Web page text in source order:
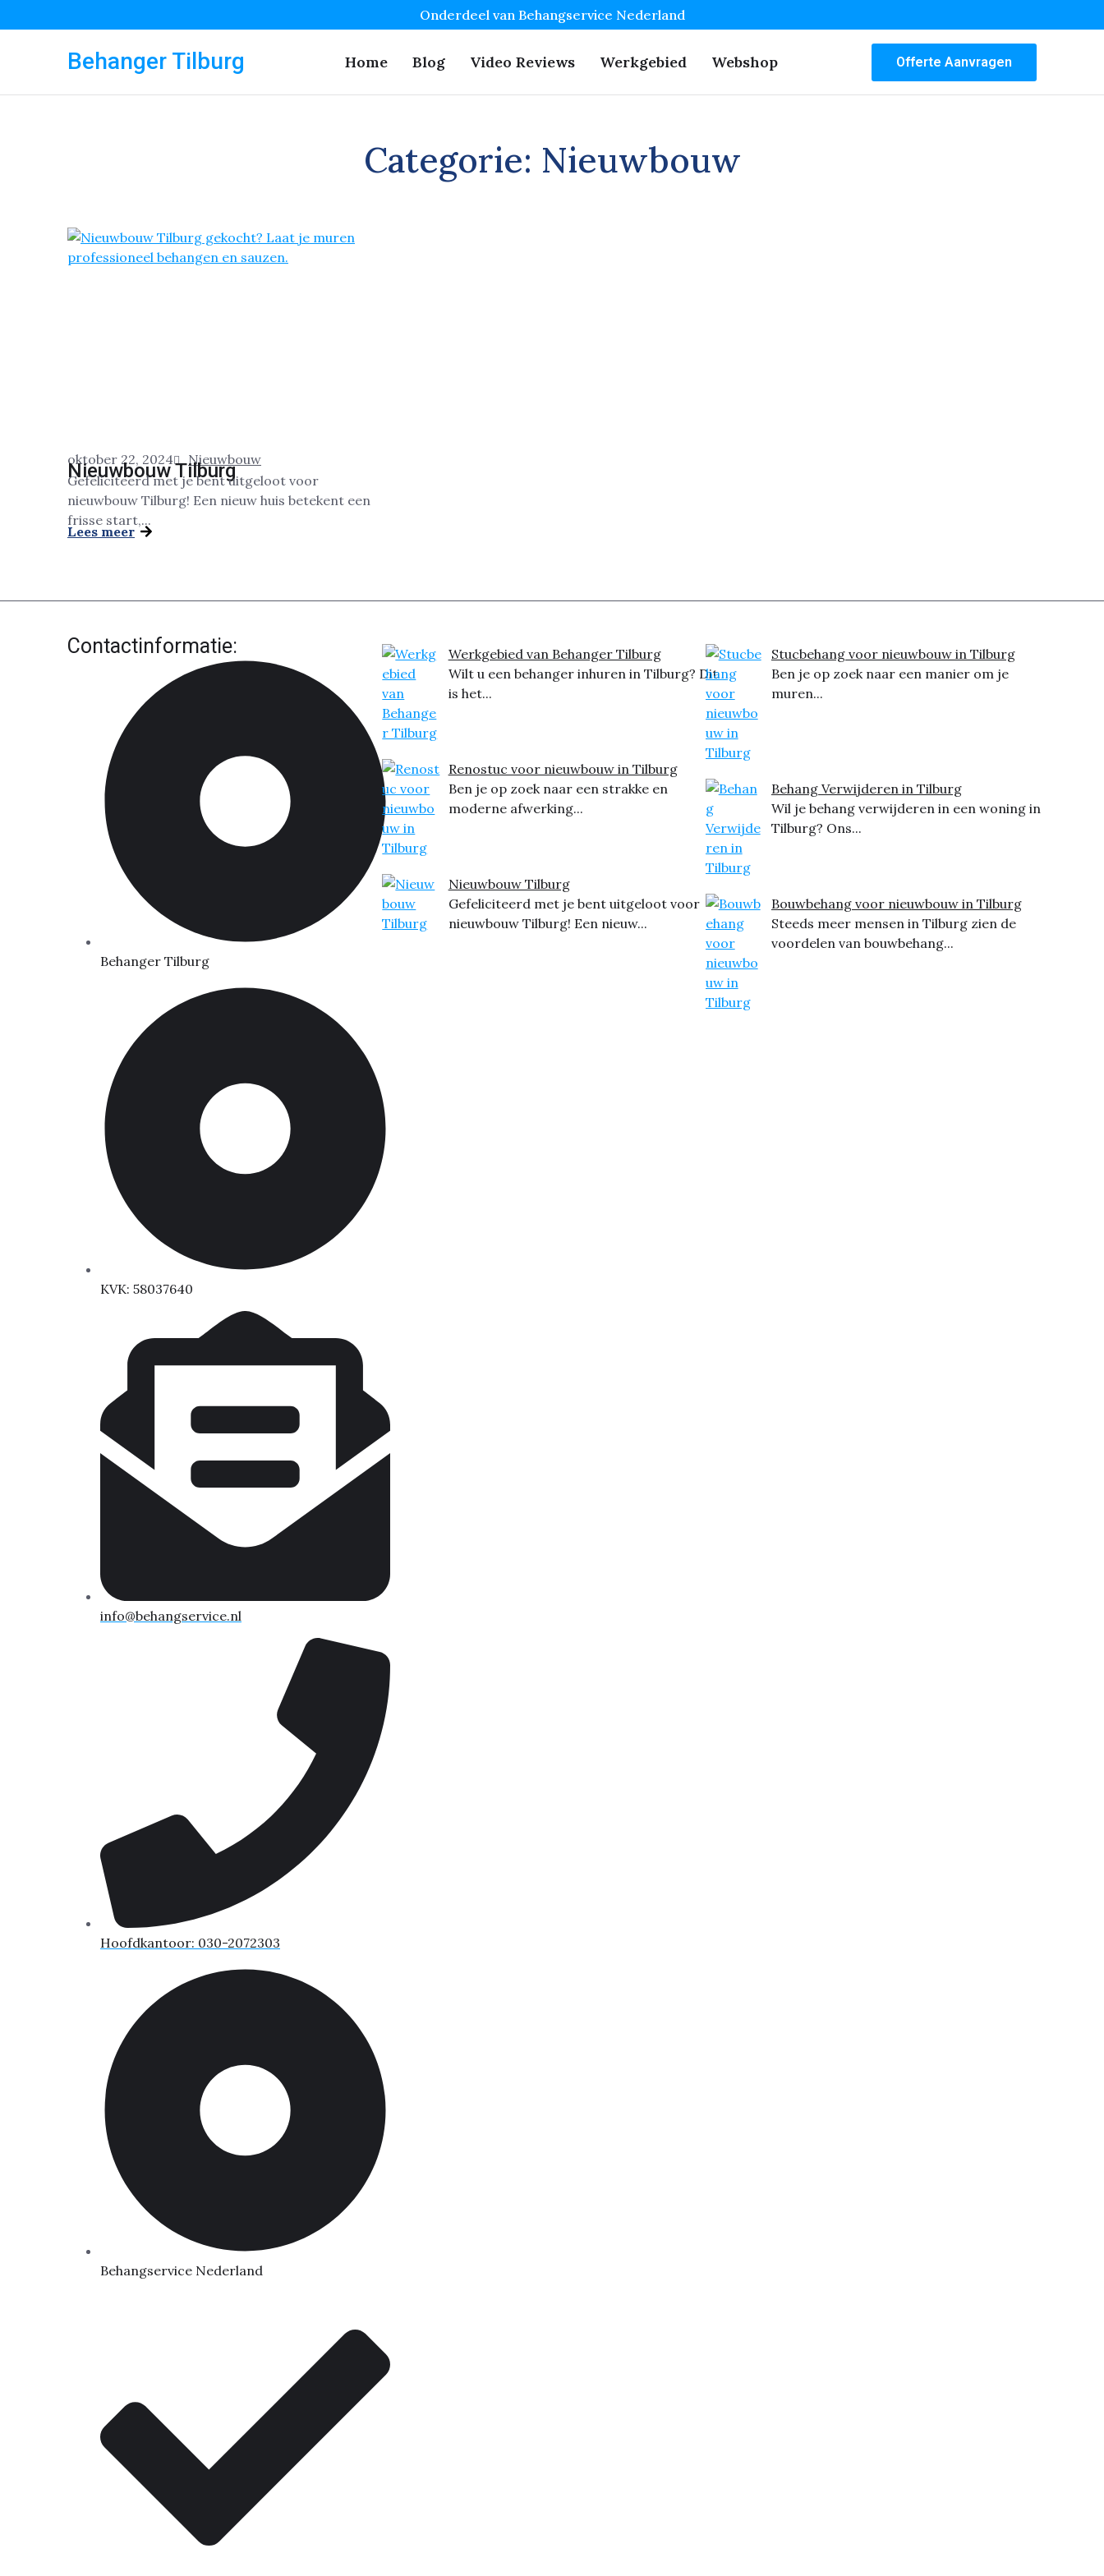
Onderdeel van Behangservice Nederland
Behanger Tilburg Home Blog Video Reviews Werkgebied Webshop Offerte Aanvragen
Categorie: Nieuwbouw
oktober 22, 2024 Nieuwbouw
Nieuwbouw Tilburg
Gefeliciteerd met je bent uitgeloot voor
nieuwbouw Tilburg! Een nieuw huis betekent een
frisse start,...
Lees meer
Contactinformatie:
Behanger Tilburg
KVK: 58037640
info@behangservice.nl
Hoofdkantoor: 030-2072303
Behangservice Nederland
Werkgebied van Behanger Tilburg
Wilt u een behanger inhuren in Tilburg? Dit
is het...
Renostuc voor nieuwbouw in Tilburg
Ben je op zoek naar een strakke en
moderne afwerking...
Nieuwbouw Tilburg
Gefeliciteerd met je bent uitgeloot voor
nieuwbouw Tilburg! Een nieuw...
Stucbehang voor nieuwbouw in Tilburg
Ben je op zoek naar een manier om je
muren...
Behang Verwijderen in Tilburg
Wil je behang verwijderen in een woning in
Tilburg? Ons...
Bouwbehang voor nieuwbouw in Tilburg
Steeds meer mensen in Tilburg zien de
voordelen van bouwbehang...